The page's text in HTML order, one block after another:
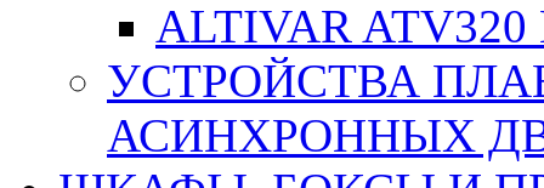
ALTIVAR
УСТРОЙСТВА
АСИНХРОННЫХ